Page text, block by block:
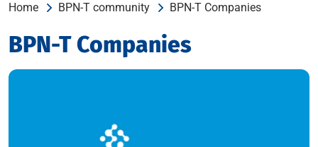
Home BPN-T community BPN-T Companies
BPN-T Companies